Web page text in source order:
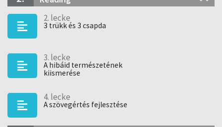
Hogy az angollal töltött minden egyes perced hatékony
legyen, a három készség fejlesztésére is adok
technikákat.
2. lecke
3 trükk és 3 csapda
3. lecke
A hibáid természetének
kiismerése
4. lecke
A szövegértés fejlesztése